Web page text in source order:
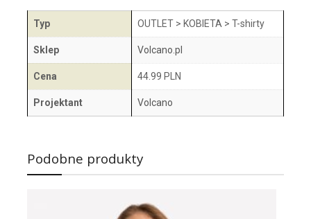
Typ OUTLET > KOBIETA > T-shirty
Sklep Volcano.pl
Cena 44.99 PLN
Projektant Volcano
Podobne produkty